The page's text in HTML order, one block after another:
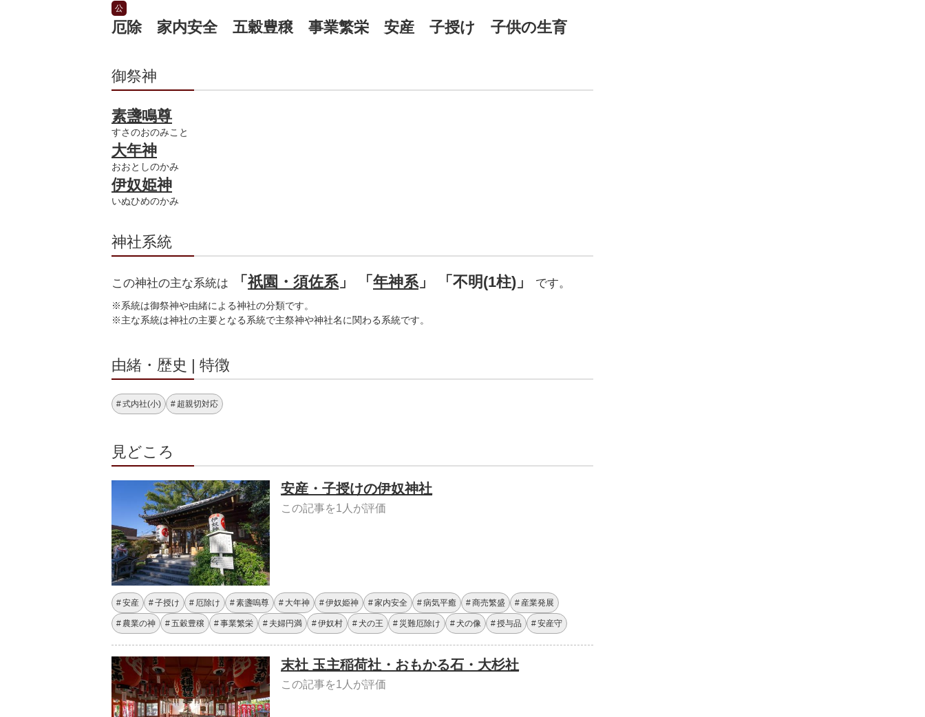
公
厄除 家内安全 五穀豊穣 事業繁栄 安産 子授け 子供の生育
御祭神
素盞鳴尊
すさのおのみこと
大年神
おおとしのかみ
伊奴姫神
いぬひめのかみ
神社系統
この神社の主な系統は 「祇園・須佐系 」 「 年神系 」 「不明(1柱)」 です。
※系統は御祭神や由緒による神社の分類です。
※主な系統は神社の主要となる系統で主祭神や神社名に関わる系統です。
由緒・歴史 | 特徴
式内社(小) 超親切対応
見どころ
安産・子授けの伊奴神社
この記事を1人が評価
安産 子授け 厄除け 素盞嗚尊 大年神 伊奴姫神 家内安全 病気平癒 商売繁盛 産業発展
農業の神 五穀豊穣 事業繁栄 夫婦円満 伊奴村 犬の王 災難厄除け 犬の像 授与品 安産守
末社 玉主稲荷社・おもかる石・大杉社
この記事を1人が評価